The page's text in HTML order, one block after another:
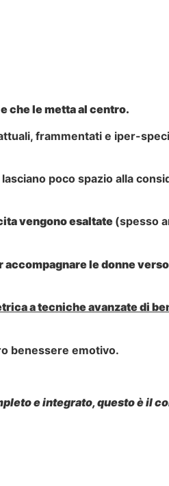
che le metta al centro.
frammentati e iper-
lasciano poco spazio alla
vengono esaltate (spesso
le donne
a tecniche avanzate di
benessere emotivo.
e integrato, questo è il